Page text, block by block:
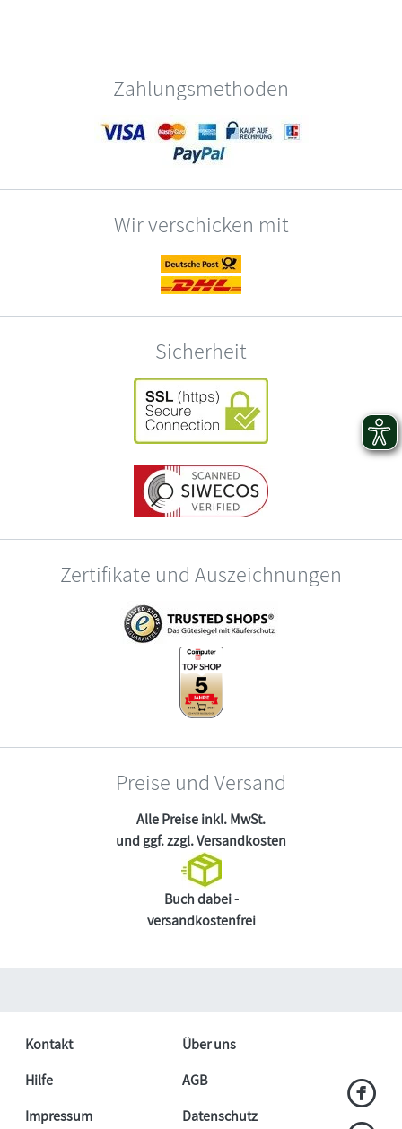
Zahlungsmethoden
Wir verschicken mit
Sicherheit
Zertifikate und Auszeichnungen
Preise und Versand
Alle Preise inkl. MwSt.
und ggf. zzgl.Versandkosten
Buch dabei -
versandkostenfrei
Kontakt
Über uns
Hilfe
AGB
Impressum
Datenschutz